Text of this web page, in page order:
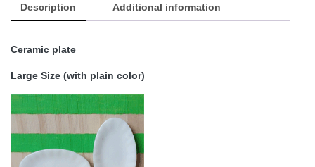
Description Additional information
Ceramic plate
Large Size (with plain color)